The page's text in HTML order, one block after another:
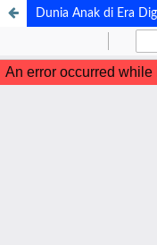
Dunia Anak di Era